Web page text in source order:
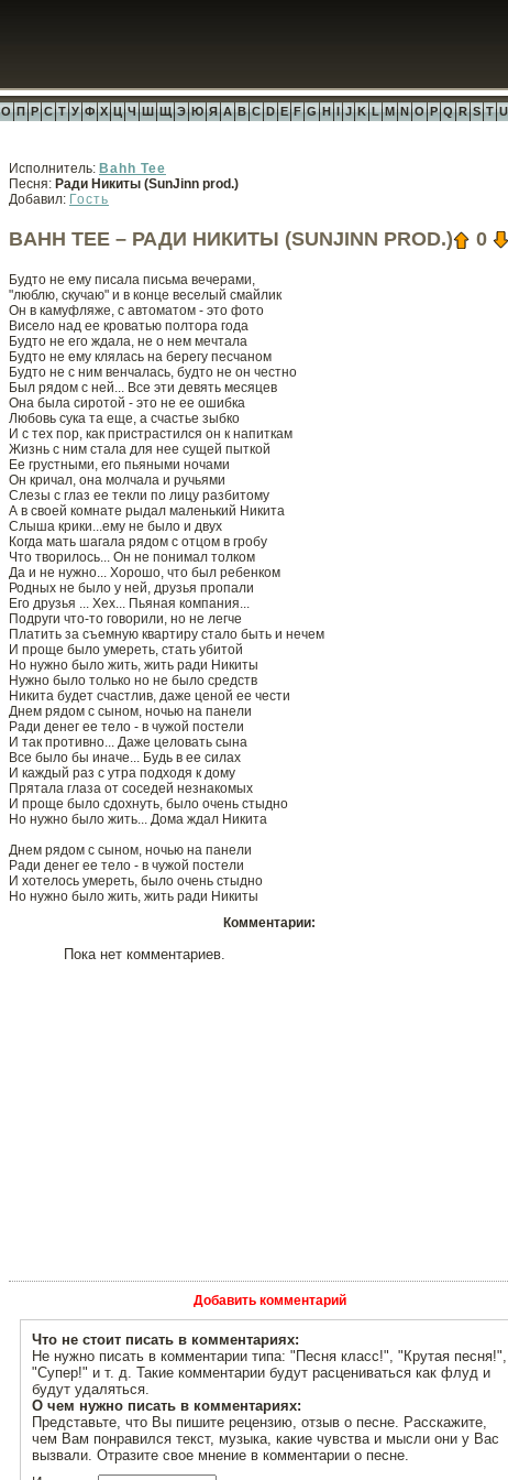
О П Р С Т У Ф Х Ц Ч Ш Щ Э Ю Я A B C D E F G H I J K L M N O P Q R S T U
Исполнитель: Bahh Tee
Песня: Ради Никиты (SunJinn prod.)
Добавил: Гость
BAHH TEE – РАДИ НИКИТЫ (SUNJINN PROD.) 0
Будто не ему писала письма вечерами,
"люблю, скучаю" и в конце веселый смайлик
Он в камуфляже, с автоматом - это фото
Висело над ее кроватью полтора года
Будто не его ждала, не о нем мечтала
Будто не ему клялась на берегу песчаном
Будто не с ним венчалась, будто не он честно
Был рядом с ней... Все эти девять месяцев
Она была сиротой - это не ее ошибка
Любовь сука та еще, а счастье зыбко
И с тех пор, как пристрастился он к напиткам
Жизнь с ним стала для нее сущей пыткой
Ее грустными, его пьяными ночами
Он кричал, она молчала и ручьями
Слезы с глаз ее текли по лицу разбитому
А в своей комнате рыдал маленький Никита
Слыша крики...ему не было и двух
Когда мать шагала рядом с отцом в гробу
Что творилось... Он не понимал толком
Да и не нужно... Хорошо, что был ребенком
Родных не было у ней, друзья пропали
Его друзья ... Хех... Пьяная компания...
Подруги что-то говорили, но не легче
Платить за съемную квартиру стало быть и нечем
И проще было умереть, стать убитой
Но нужно было жить, жить ради Никиты
Нужно было только но не было средств
Никита будет счастлив, даже ценой ее чести
Днем рядом с сыном, ночью на панели
Ради денег ее тело - в чужой постели
И так противно... Даже целовать сына
Все было бы иначе... Будь в ее силах
И каждый раз с утра подходя к дому
Прятала глаза от соседей незнакомых
И проще было сдохнуть, было очень стыдно
Но нужно было жить... Дома ждал Никита
Днем рядом с сыном, ночью на панели
Ради денег ее тело - в чужой постели
И хотелось умереть, было очень стыдно
Но нужно было жить, жить ради Никиты
Комментарии:
Пока нет комментариев.
Добавить комментарий
Что не стоит писать в комментариях:
Не нужно писать в комментарии типа: "Песня класс!", "Крутая песня!",
"Супер!" и т. д. Такие комментарии будут расцениваться как флуд и
будут удаляться.
О чем нужно писать в комментариях:
Представьте, что Вы пишите рецензию, отзыв о песне. Расскажите,
чем Вам понравился текст, музыка, какие чувства и мысли они у Вас
вызвали. Отразите свое мнение в комментарии о песне.